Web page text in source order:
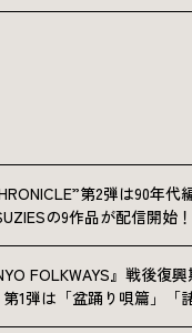
第2弾は90年
の9作品が配信開始！
FOLKWAYS』戦後復
1弾は「盆踊り唄篇」「